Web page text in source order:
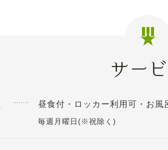
昼食付・ロッカー利用可・お風
毎週月曜日(※祝除く)